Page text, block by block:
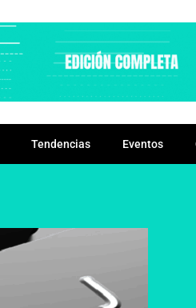
Tendencias Eventos